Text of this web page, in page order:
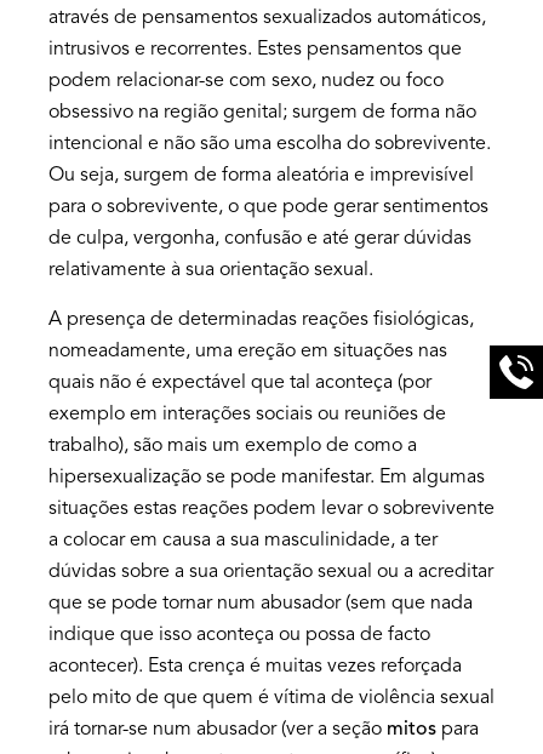
através de pensamentos sexualizados automáticos,
intrusivos e recorrentes. Estes pensamentos que
podem relacionar-se com sexo, nudez ou foco
obsessivo na região genital; surgem de forma não
intencional e não são uma escolha do sobrevivente.
Ou seja, surgem de forma aleatória e imprevisível
para o sobrevivente, o que pode gerar sentimentos
de culpa, vergonha, confusão e até gerar dúvidas
relativamente à sua orientação sexual.
A presença de determinadas reações fisiológicas,
nomeadamente, uma ereção em situações nas
quais não é expectável que tal aconteça (por
exemplo em interações sociais ou reuniões de
trabalho), são mais um exemplo de como a
hipersexualização se pode manifestar. Em algumas
situações estas reações podem levar o sobrevivente
a colocar em causa a sua masculinidade, a ter
dúvidas sobre a sua orientação sexual ou a acreditar
que se pode tornar num abusador (sem que nada
indique que isso aconteça ou possa de facto
acontecer). Esta crença é muitas vezes reforçada
pelo mito de que quem é vítima de violência sexual
irá tornar-se num abusador (ver a seção mitos para